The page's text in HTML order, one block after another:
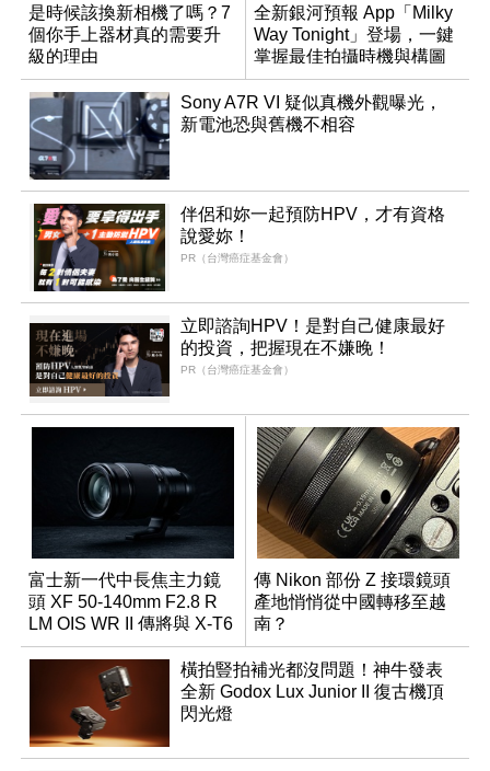
是時候該換新相機了嗎？7
個你手上器材真的需要升
級的理由
全新銀河預報 App「Milky
Way Tonight」登場，一鍵
掌握最佳拍攝時機與構圖
Sony A7R VI 疑似真機外觀曝光，
新電池恐與舊機不相容
伴侶和妳一起預防HPV，才有資格
說愛妳！
PR（台灣癌症基金會）
立即諮詢HPV！是對自己健康最好
的投資，把握現在不嫌晚！
PR（台灣癌症基金會）
富士新一代中長焦主力鏡
頭 XF 50-140mm F2.8 R
LM OIS WR II 傳將與 X-T6
同步亮相
傳 Nikon 部份 Z 接環鏡頭
產地悄悄從中國轉移至越
南？
橫拍豎拍補光都沒問題！神牛發表
全新 Godox Lux Junior II 復古機頂
閃光燈